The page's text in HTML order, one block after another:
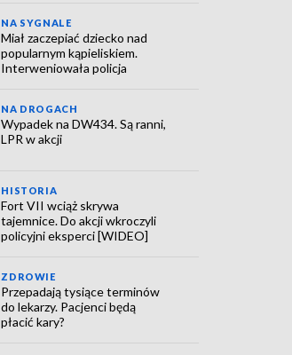
NA SYGNALE
Miał zaczepiać dziecko nad
popularnym kąpieliskiem.
Interweniowała policja
NA DROGACH
Wypadek na DW434. Są ranni,
LPR w akcji
HISTORIA
Fort VII wciąż skrywa
tajemnice. Do akcji wkroczyli
policyjni eksperci [WIDEO]
ZDROWIE
Przepadają tysiące terminów
do lekarzy. Pacjenci będą
płacić kary?